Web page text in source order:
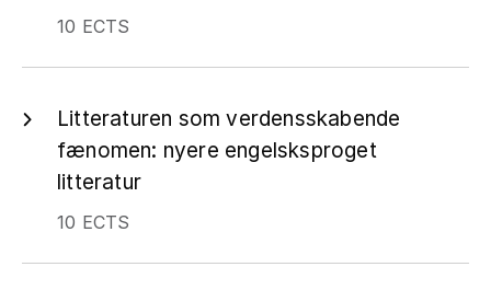
10 ECTS
Litteraturen som verdensskabende
fænomen: nyere engelsksproget
litteratur
10 ECTS